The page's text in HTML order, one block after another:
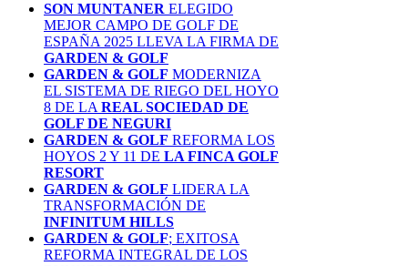
SON MUNTANER ELEGIDO
MEJOR CAMPO DE GOLF DE
ESPAÑA 2025 LLEVA LA FIRMA DE
GARDEN & GOLF
GARDEN & GOLF MODERNIZA
EL SISTEMA DE RIEGO DEL HOYO
8 DE LA REAL SOCIEDAD DE
GOLF DE NEGURI
GARDEN & GOLF REFORMA LOS
HOYOS 2 Y 11 DE LA FINCA GOLF
RESORT
GARDEN & GOLF LIDERA LA
TRANSFORMACIÓN DE
INFINITUM HILLS
GARDEN & GOLF; EXITOSA
REFORMA INTEGRAL DE LOS